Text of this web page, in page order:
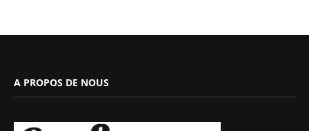
A PROPOS DE NOUS